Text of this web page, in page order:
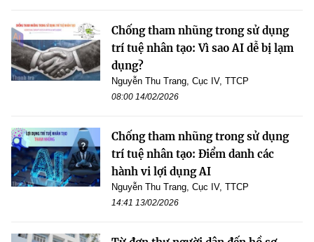
Chống tham nhũng trong sử dụng
trí tuệ nhân tạo: Vì sao AI dễ bị lạm
dụng?
Nguyễn Thu Trang, Cục IV, TTCP
08:00 14/02/2026
Chống tham nhũng trong sử dụng
trí tuệ nhân tạo: Điểm danh các
hành vi lợi dụng AI
Nguyễn Thu Trang, Cục IV, TTCP
14:41 13/02/2026